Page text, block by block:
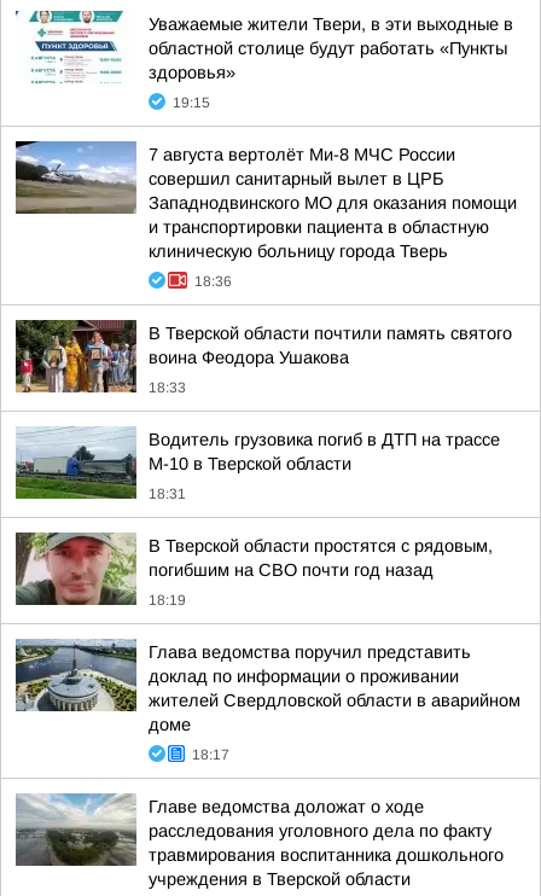
Уважаемые жители Твери, в эти выходные в
областной столице будут работать «Пункты
здоровья»
19:15
7 августа вертолёт Ми-8 МЧС России
совершил санитарный вылет в ЦРБ
Западнодвинского МО для оказания помощи
и транспортировки пациента в областную
клиническую больницу города Тверь
18:36
В Тверской области почтили память святого
воина Феодора Ушакова
18:33
Водитель грузовика погиб в ДТП на трассе
М-10 в Тверской области
18:31
В Тверской области простятся с рядовым,
погибшим на СВО почти год назад
18:19
Глава ведомства поручил представить
доклад по информации о проживании
жителей Свердловской области в аварийном
доме
18:17
Главе ведомства доложат о ходе
расследования уголовного дела по факту
травмирования воспитанника дошкольного
учреждения в Тверской области